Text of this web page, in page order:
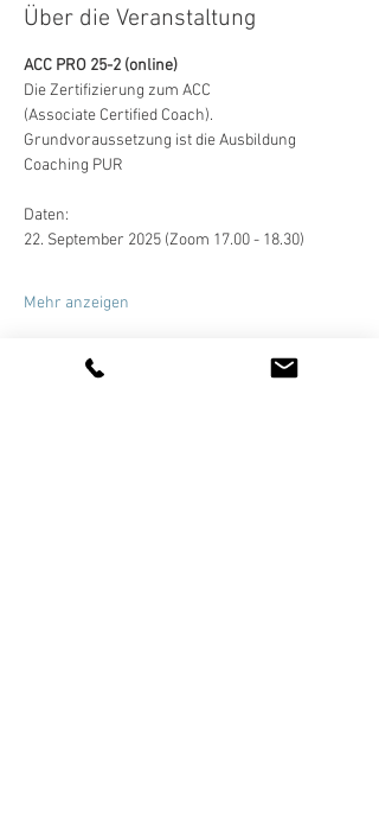
Über die Veranstaltung
ACC PRO 25-2 (online)
Die Zertifizierung zum ACC
(Associate Certified Coach).
Grundvoraussetzung ist die Ausbildung
Coaching PUR
Daten:
22. September 2025 (Zoom 17.00 - 18.30)
Mehr anzeigen
Diese Veranstaltung teilen